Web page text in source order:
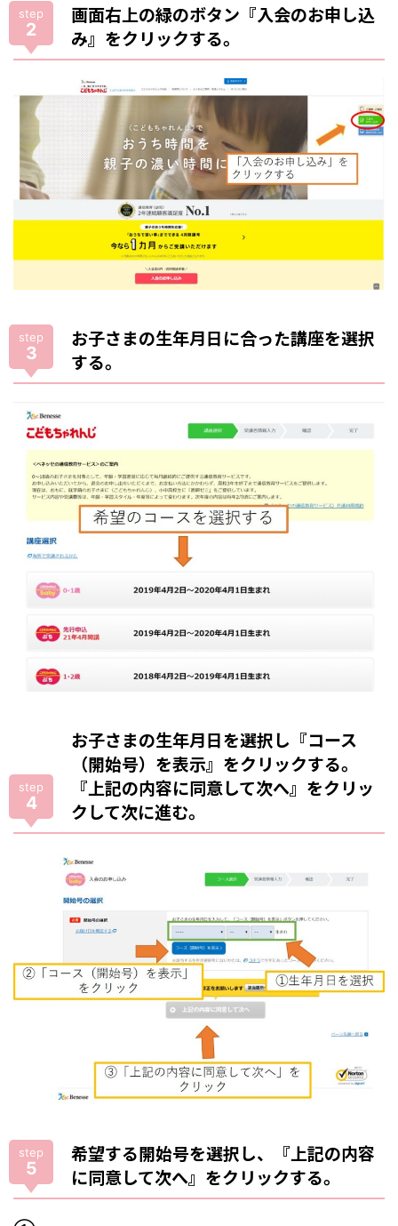
step
2
画面右上の緑のボタン『入会のお申し込
み』をクリックする。
step
3
お子さまの生年月日に合った講座を選択
する。
step
4
お子さまの生年月日を選択し『コース
（開始号）を表示』をクリックする。
『上記の内容に同意して次へ』をクリッ
クして次に進む。
step
5
希望する開始号を選択し、『上記の内容
に同意して次へ』をクリックする。